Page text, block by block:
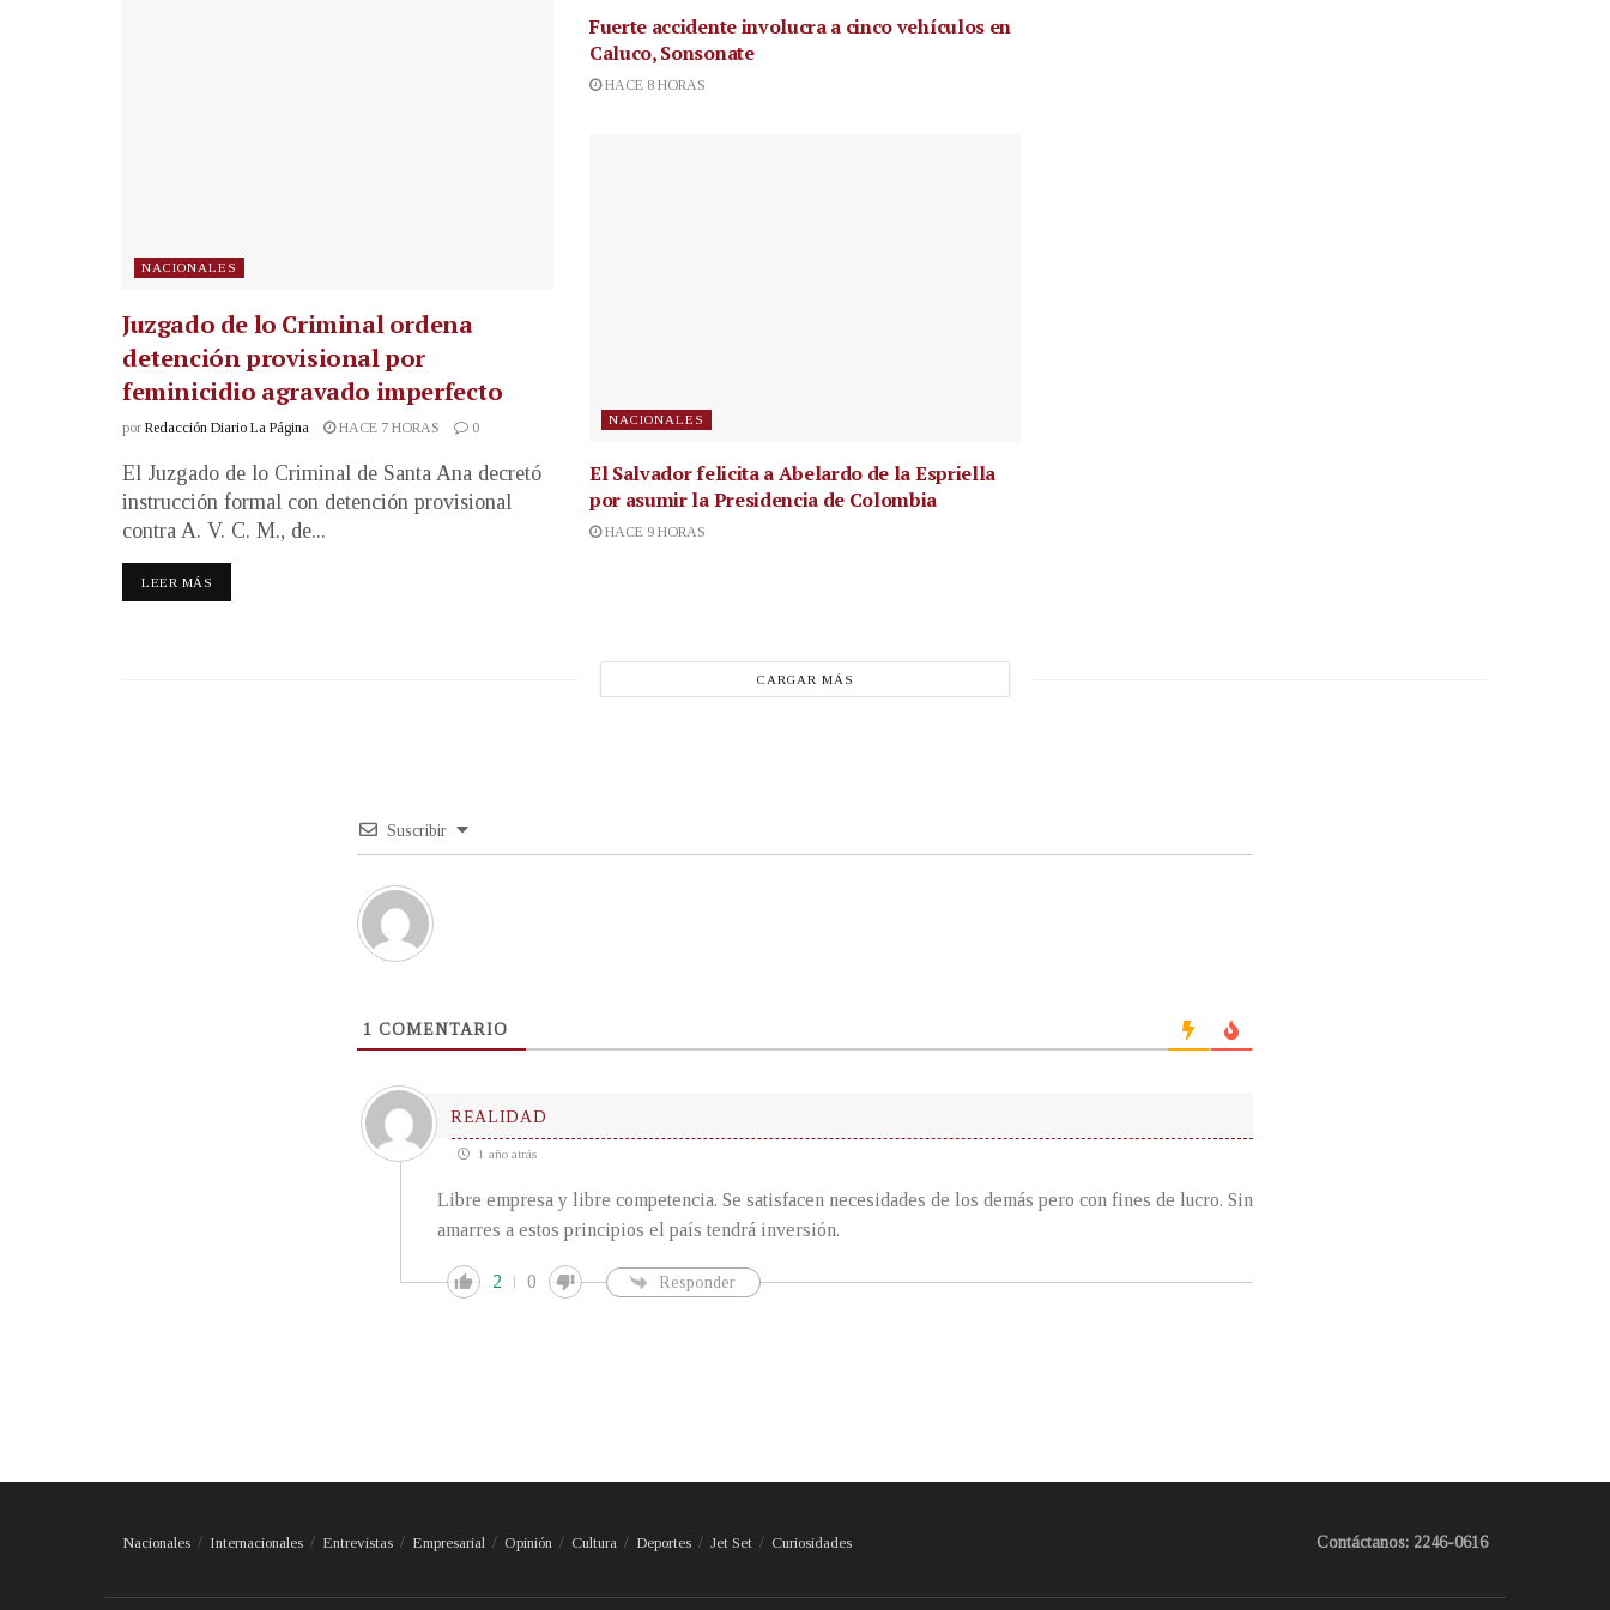
NACIONALES
Juzgado de lo Criminal ordena
detención provisional por
feminicidio agravado imperfecto
por Redacción Diario La Página HACE 7 HORAS 0
El Juzgado de lo Criminal de Santa Ana decretó
instrucción formal con detención provisional
contra A. V. C. M., de...
LEER MÁS
Fuerte accidente involucra a cinco vehículos en
Caluco, Sonsonate
HACE 8 HORAS
NACIONALES
El Salvador felicita a Abelardo de la Espriella
por asumir la Presidencia de Colombia
HACE 9 HORAS
CARGAR MÁS
Suscribir
1 COMENTARIO
REALIDAD
1 año atrás
Libre empresa y libre competencia. Se satisfacen necesidades de los demás pero con fines de lucro. Sin
amarres a estos principios el país tendrá inversión.
2 0 Responder
Nacionales Internacionales Entrevistas Empresarial Opinión Cultura Deportes Jet Set Curiosidades Contáctanos: 2246-0616